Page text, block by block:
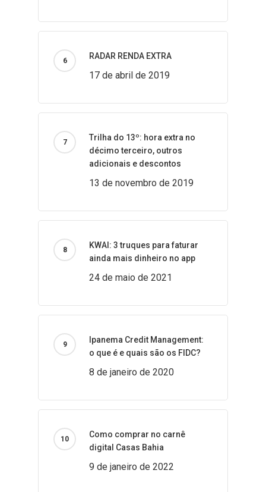
RADAR RENDA EXTRA
17 de abril de 2019
Trilha do 13º: hora extra no
décimo terceiro, outros
adicionais e descontos
13 de novembro de 2019
KWAI: 3 truques para faturar
ainda mais dinheiro no app
24 de maio de 2021
Ipanema Credit Management:
o que é e quais são os FIDC?
8 de janeiro de 2020
Como comprar no carnê
digital Casas Bahia
9 de janeiro de 2022